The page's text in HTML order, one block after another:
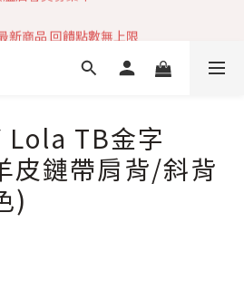
新商品 回饋點數無上限
群 獲取最新商品資訊
Lola TB金字
皮鏈帶肩背/斜背
)